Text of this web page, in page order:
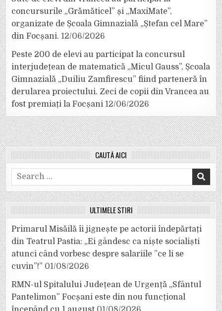
concursurile „Grămăticel” și „MaxiMate”,
organizate de Școala Gimnazială „Ștefan cel Mare”
din Focșani. 12/06/2026
Peste 200 de elevi au participat la concursul
interjudețean de matematică „Micul Gauss”, Școala
Gimnazială „Duiliu Zamfirescu” fiind parteneră în
derularea proiectului. Zeci de copii din Vrancea au
fost premiați la Focșani 12/06/2026
CAUTĂ AICI
Search
for:
ULTIMELE ȘTIRI
Primarul Misăilă îi jignește pe actorii îndepărtați
din Teatrul Pastia: „Ei gândesc ca niște socialiști
atunci când vorbesc despre salariile ”ce li se
cuvin”!” 01/08/2026
RMN-ul Spitalului Județean de Urgență „Sfântul
Pantelimon” Focșani este din nou funcțional